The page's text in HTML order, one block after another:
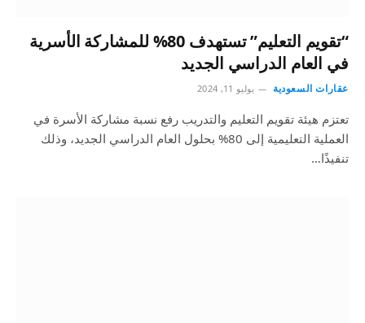
“تقويم التعليم” تستهدف 80% للمشاركة الأسرية
في العام الدراسي الجديد
عقارات السعودية يوليو 11, 2024
تعتزم هيئة تقويم التعليم والتدريب رفع نسبة مشاركة الأسرة في
العملية التعليمية إلى 80% بحلول العام الدراسي الجديد، وذلك
تنفيذًا…